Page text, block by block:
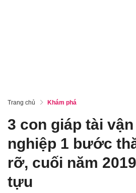
Trang chủ Khám phá
3 con giáp tài
nghiệp 1 bước
rỡ, cuối năm
tựu